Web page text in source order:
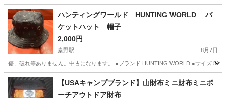
ハンティングワールド HUNTING WORLD バ
ケットハット 帽子
2,000円
秦野駅 8月7日
傷、破れ等ありません。中古になります。 ●ブランド HUNTING WORLD ●サイズ
神奈川 秦野市 秦野駅 服/ファッション
【USAキャンプブランド】山財布ミニ財布ミニポ
ーチアウトドア財布